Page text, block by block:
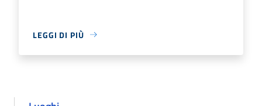
LEGGI DI PIÙ